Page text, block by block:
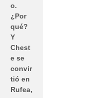
o.
¿Por
qué?
Y
Chest
e se
convir
tió en
Rufea,